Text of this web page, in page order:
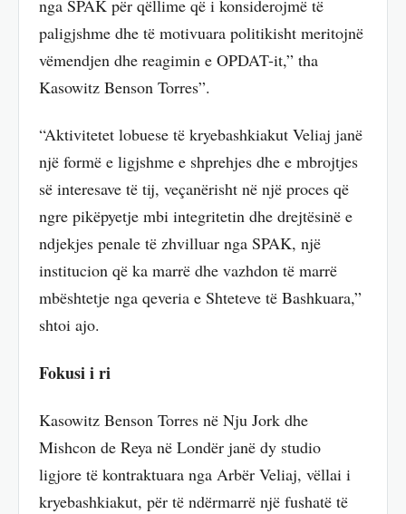
nga SPAK për qëllime që i konsiderojmë të
paligjshme dhe të motivuara politikisht meritojnë
vëmendjen dhe reagimin e OPDAT-it,” tha
Kasowitz Benson Torres”.
“Aktivitetet lobuese të kryebashkiakut Veliaj janë
një formë e ligjshme e shprehjes dhe e mbrojtjes
së interesave të tij, veçanërisht në një proces që
ngre pikëpyetje mbi integritetin dhe drejtësinë e
ndjekjes penale të zhvilluar nga SPAK, një
institucion që ka marrë dhe vazhdon të marrë
mbështetje nga qeveria e Shteteve të Bashkuara,”
shtoi ajo.
Fokusi i ri
Kasowitz Benson Torres në Nju Jork dhe
Mishcon de Reya në Londër janë dy studio
ligjore të kontraktuara nga Arbër Veliaj, vëllai i
kryebashkiakut, për të ndërmarrë një fushatë të